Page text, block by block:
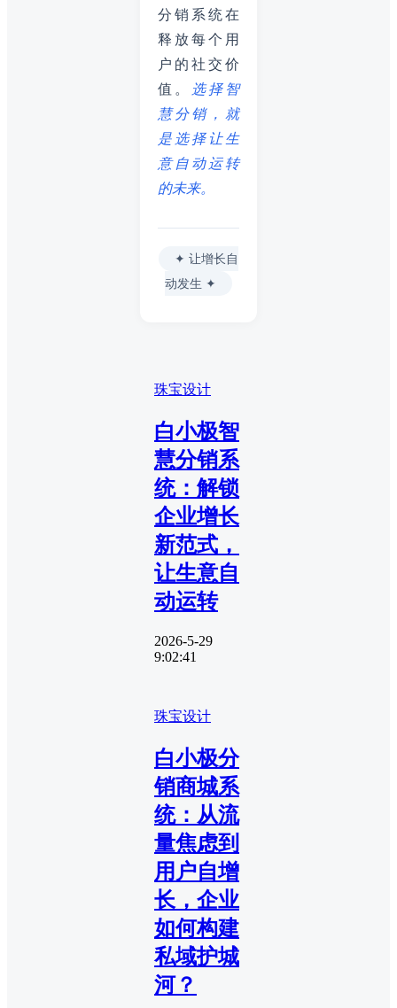
分销系统在
释放每个用
户的社交价
值。
选择智
慧分销，就
是选择让生
意自动运转
的未来。
✦ 让增长自
动发生 ✦
珠宝设计
白小极智
慧分销系
统：解锁
企业增长
新范式，
让生意自
动运转
2026-5-29
9:02:41
珠宝设计
白小极分
销商城系
统：从流
量焦虑到
用户自增
长，企业
如何构建
私域护城
河？